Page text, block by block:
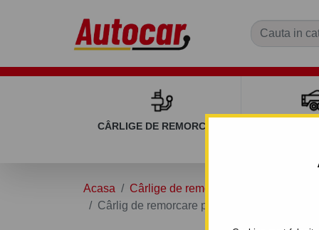
CÂRLIGE DE REMORCARE
Acasa Cârlige de remorcare
Cârlig de remorcare pentru FIAT